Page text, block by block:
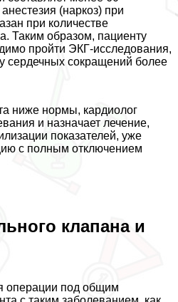
(наркоз) при
при количестве
Таким образом, пациенту
пройти ЭКГ-исследования,
сердечных сокращений более
ниже нормы, кардиолог
и назначает лечение,
показателей, уже
с полным отключением
клапана и
операции под общим